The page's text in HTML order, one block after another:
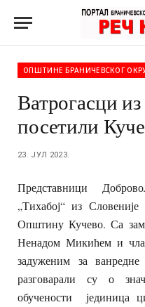
ОПШТИНЕ БРАНИЧЕВСКОГ
Ватрогасци
посетили
23. ЈУЛ 2023.
Представници
„Тихабој“ из
Општину Кучево. Са
Ненадом Микићем и
задуженим за
разговарали су о
обучености јединица